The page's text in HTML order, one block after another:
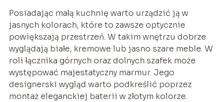
Posiadając małą kuchnię warto urządzić ją w
jasnych kolorach, które to zawsze optycznie
powiększają przestrzeń. W takim wnętrzu dobrze
wyglądają białe, kremowe lub jasno szare meble. W
roli łącznika górnych oraz dolnych szafek może
występować majestatyczny marmur. Jego
designerski wygląd warto podkreślić poprzez
montaż eleganckiej baterii w złotym kolorze.